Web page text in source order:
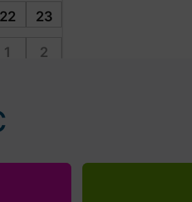
22 23
1 2